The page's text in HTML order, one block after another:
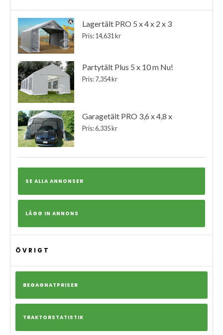
Lagertält PRO 5 x 4 x 2 x 3
Pris: 14,631 kr
Partytält Plus 5 x 10 m Nu!
Pris: 7,354 kr
Garagetält PRO 3,6 x 4,8 x
Pris: 6,335 kr
SE ALLA ANNONSER
LÄGG IN ANNONS
ÖVRIGT
BEGAGNATPRISER
TRAKTORSTATISTIK